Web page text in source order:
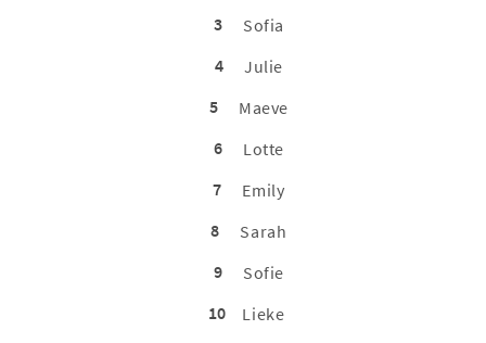
3
Sofia
4
Julie
5
Maeve
6
Lotte
7
Emily
8
Sarah
9
Sofie
10
Lieke